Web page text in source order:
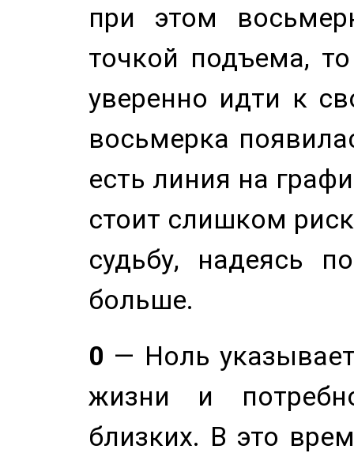
при этом
точкой подъема,
уверенно идти к
восьмерка
есть линия на
стоит слишком
судьбу, надеясь
больше.
0 — Ноль
жизни и
близких. В это